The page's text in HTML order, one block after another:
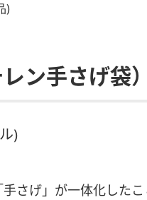
)
ン手さげ袋）
)
さげ」が一体化した